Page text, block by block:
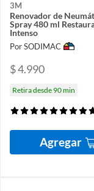
3M
Renovador de
Spray 480 ml
Intenso
Por SODIMAC
$ 4.990
Retira desde 90 min
Agregar